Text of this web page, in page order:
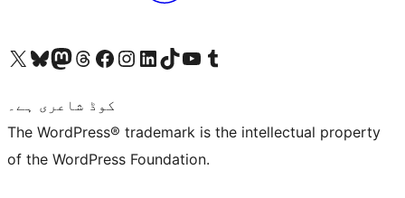
Visit our X (formerly Twitter) account
ہمارے بلیواسکائی اکاؤنٹ پر جائیں
Visit our Mastodon account
ہمارے ٹھریڈز اکاؤنٹ پر جائیں
Visit our Facebook page
Visit our Instagram account
Visit our LinkedIn account
ہمارے ٹک ٹاک اکاؤنٹ پر جائیں
Visit our YouTube channel
ہمارے ٹمبلر اکاؤنٹ پر جائیں
کوڈ شاعری ہے۔
The WordPress® trademark is the intellectual property
of the WordPress Foundation.